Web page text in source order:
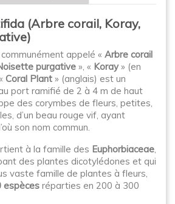
(Arbre corail, Koray,
communément appelé « Arbre corail
purgative », « Koray» (en
Coral Plant » (anglais) est un
port ramifié de 2 à 4 m de haut
des corymbes de fleurs, petites,
d’un beau rouge vif, ayant
son nom commun.
à la famille des Euphorbiaceae,
des plantes dicotylédones et qui
vaste famille de plantes à fleurs,
espèces réparties en 200 à 300